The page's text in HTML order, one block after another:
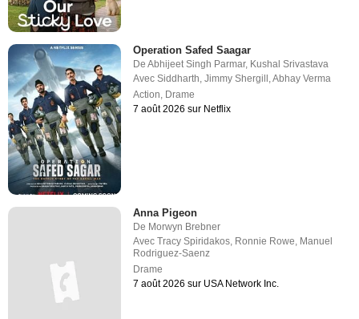
Operation Safed Saagar
DeAbhijeet Singh Parmar, Kushal Srivastava
AvecSiddharth ,Jimmy Shergill ,Abhay Verma
Action Drame
7 août 2026 sur Netflix
Anna Pigeon
De Morwyn Brebner
AvecTracy Spiridakos, Ronnie Rowe, Manuel
Rodriguez-Saenz
Drame
7 août 2026 sur USA Network Inc.